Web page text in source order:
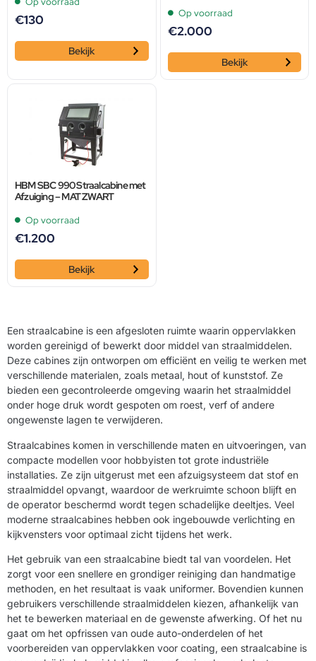
€130
Bekijk
Op voorraad
€2.000
Bekijk
HBM SBC 990 Straalcabine met
Afzuiging – MAT ZWART
Op voorraad
€1.200
Bekijk
Een straalcabine is een afgesloten ruimte waarin oppervlakken
worden gereinigd of bewerkt door middel van straalmiddelen.
Deze cabines zijn ontworpen om efficiënt en veilig te werken met
verschillende materialen, zoals metaal, hout of kunststof. Ze
bieden een gecontroleerde omgeving waarin het straalmiddel
onder hoge druk wordt gespoten om roest, verf of andere
ongewenste lagen te verwijderen.
Straalcabines komen in verschillende maten en uitvoeringen, van
compacte modellen voor hobbyisten tot grote industriële
installaties. Ze zijn uitgerust met een afzuigsysteem dat stof en
straalmiddel opvangt, waardoor de werkruimte schoon blijft en
de operator beschermd wordt tegen schadelijke deeltjes. Veel
moderne straalcabines hebben ook ingebouwde verlichting en
kijkvensters voor optimaal zicht tijdens het werk.
Het gebruik van een straalcabine biedt tal van voordelen. Het
zorgt voor een snellere en grondiger reiniging dan handmatige
methoden, en het resultaat is vaak uniformer. Bovendien kunnen
gebruikers verschillende straalmiddelen kiezen, afhankelijk van
het te bewerken materiaal en de gewenste afwerking. Of het nu
gaat om het opfrissen van oude auto-onderdelen of het
voorbereiden van oppervlakken voor coating, een straalcabine is